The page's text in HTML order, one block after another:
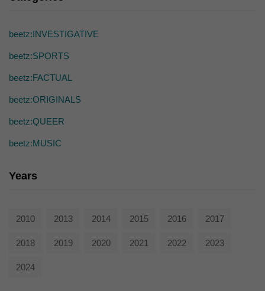
beetz:INVESTIGATIVE
beetz:SPORTS
beetz:FACTUAL
beetz:ORIGINALS
beetz:QUEER
beetz:MUSIC
Years
2010 2013 2014 2015 2016 2017
2018 2019 2020 2021 2022 2023
2024
die einwandfreie Funktion der Website erforderlich.
standardmäßig blockiert. Wenn Cookies von externen Medien akzeptiert
werden, bedarf der Zugriff auf diese Inhalte keiner manuellen Einwilligung
powered by Borlabs Cookie